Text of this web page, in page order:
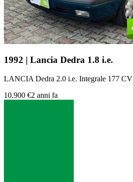
1992 | Lancia Dedra 1.8 i.e.
LANCIA Dedra 2.0 i.e. Integrale 177 CV
10.900 €2 anni fa